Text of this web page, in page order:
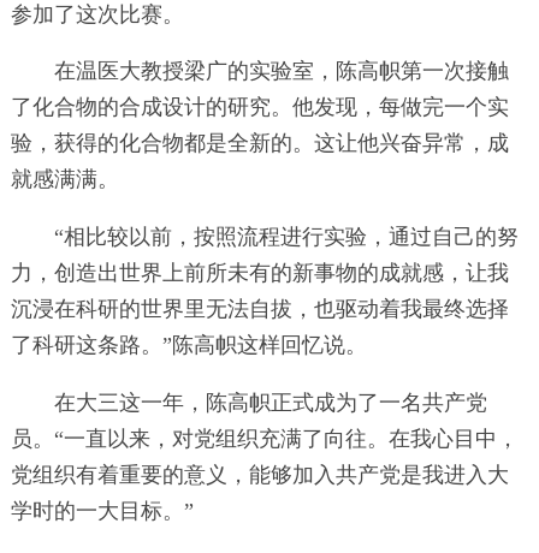
参加了这次比赛。
在温医大教授梁广的实验室，陈高帜第一次接触
了化合物的合成设计的研究。他发现，每做完一个实
验，获得的化合物都是全新的。这让他兴奋异常，成
就感满满。
“相比较以前，按照流程进行实验，通过自己的努
力，创造出世界上前所未有的新事物的成就感，让我
沉浸在科研的世界里无法自拔，也驱动着我最终选择
了科研这条路。”陈高帜这样回忆说。
在大三这一年，陈高帜正式成为了一名共产党
员。“一直以来，对党组织充满了向往。在我心目中，
党组织有着重要的意义，能够加入共产党是我进入大
学时的一大目标。”